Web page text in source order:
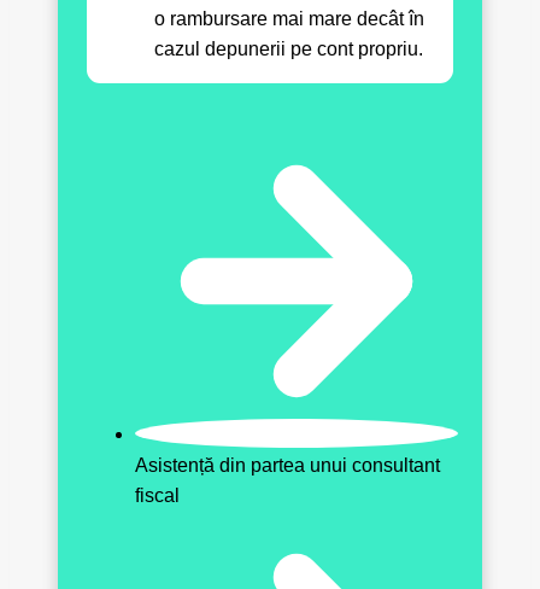
o rambursare mai mare decât în
cazul depunerii pe cont propriu.
Asistență din partea unui consultant
fiscal